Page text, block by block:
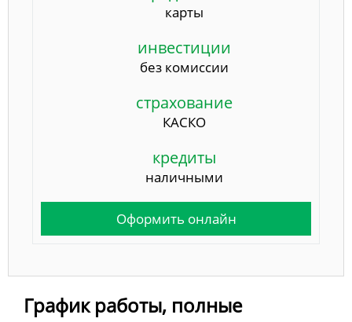
карты
инвестиции
без комиссии
страхование
КАСКО
кредиты
наличными
Оформить онлайн
График работы, полные